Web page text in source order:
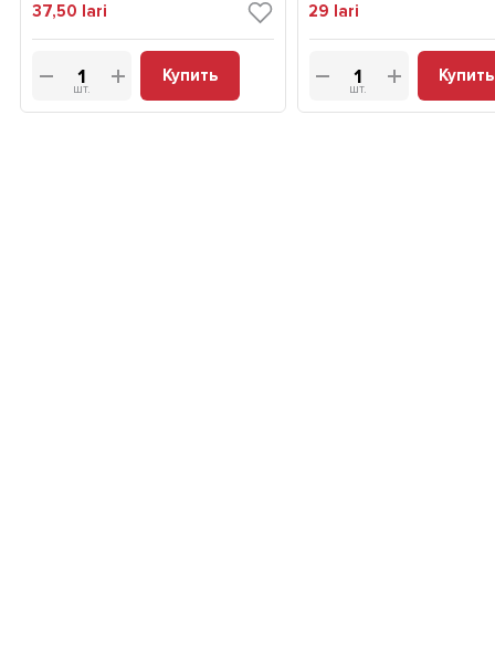
37,50 lari
шт.
Купить
29 lari
шт.
Купить